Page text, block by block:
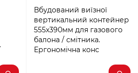
Вбудований виїзної
вертикальний контейнер
555х390мм для газового
балона / смітника.
Ергономічна конс